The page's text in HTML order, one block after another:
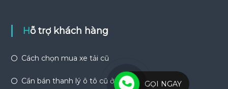
Hỗ trợ khách hàng
Cách chọn mua xe tải cũ
Cần bán thanh lý ô tô cũ ở đâu? GỌI NGAY